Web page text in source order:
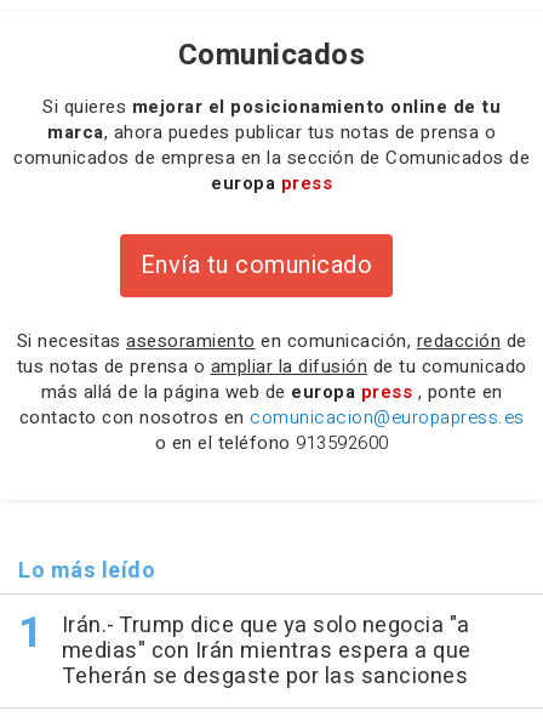
Comunicados
Si quieres mejorar el posicionamiento online de tu
marca, ahora puedes publicar tus notas de prensa o
comunicados de empresa en la sección de Comunicados de
europa press
Envía tu comunicado
Si necesitas asesoramiento en comunicación, redacción de
tus notas de prensa o ampliar la difusión de tu comunicado
más allá de la página web de europa press , ponte en
contacto con nosotros en comunicacion@europapress.es
o en el teléfono 913592600
Lo más leído
Irán.- Trump dice que ya solo negocia "a
medias" con Irán mientras espera a que
Teherán se desgaste por las sanciones